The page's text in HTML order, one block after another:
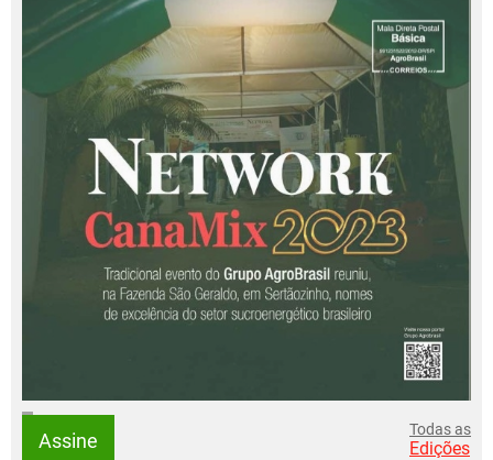
Assine Todas as
Edições